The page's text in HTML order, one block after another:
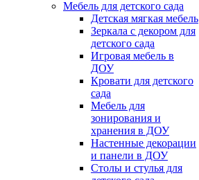
Мебель для детского сада
Детская мягкая мебель
Зеркала с декором для
детского сада
Игровая мебель в
ДОУ
Кровати для детского
сада
Мебель для
зонирования и
хранения в ДОУ
Настенные декорации
и панели в ДОУ
Столы и стулья для